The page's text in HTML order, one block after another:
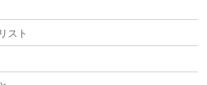
スト